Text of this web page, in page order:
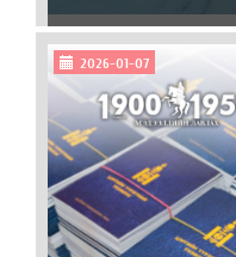
2026-01-07